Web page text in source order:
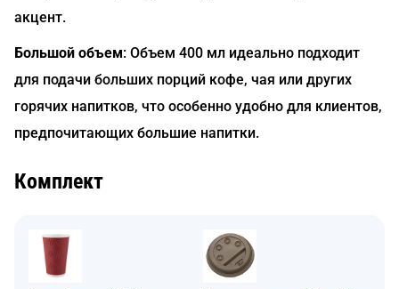
акцент.
Большой объем: Объем 400 мл идеально подходит
для подачи больших порций кофе, чая или других
горячих напитков, что особенно удобно для клиентов,
предпочитающих большие напитки.
Комплект